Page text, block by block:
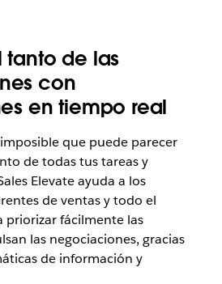
tanto de las
con
en tiempo real
que puede parecer
de todas tus tareas y
Elevate ayuda a los
de ventas y todo el
priorizar fácilmente las
las negociaciones, gracias
de información y